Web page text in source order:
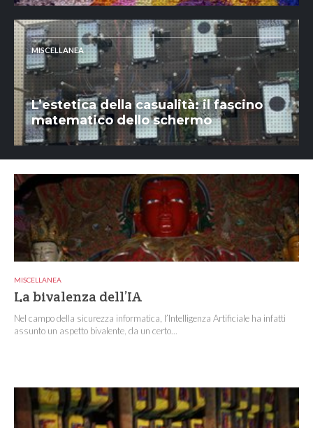
MISCELLANEA
L’estetica della casualità: il fascino
matematico dello schermo
MISCELLANEA
La bivalenza dell’IA
Nel campo della sicurezza informatica, l’Intelligenza Artificiale ha infatti
assunto un aspetto bivalente, da un certo...